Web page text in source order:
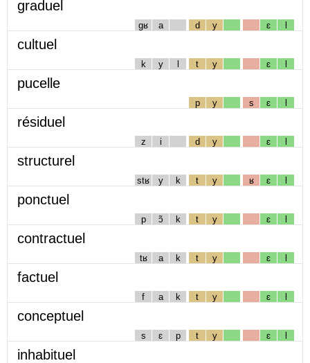
graduel
gʁ a d y ɛ l
cultuel
k y l t y ɛ l
pucelle
p y s ɛ l
résiduel
z i d y ɛ l
structurel
stʁ y k t y ʁ ɛ l
ponctuel
p ɔ̃ k t y ɛ l
contractuel
tʁ a k t y ɛ l
factuel
f a k t y ɛ l
conceptuel
s ɛ p t y ɛ l
inhabituel